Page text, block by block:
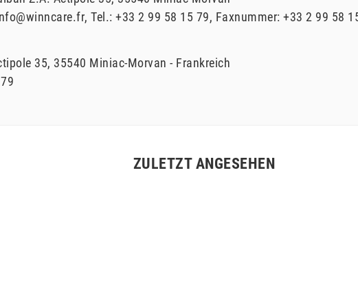
Tel.: +33 2 99 58 15 79 Faxnummer: +33 2 99 58
35 35540 Miniac-Morvan
Frankreich
ZULETZT ANGESEHEN